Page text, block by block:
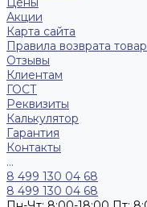
Акции
Карта сайта
Правила возврата
Отзывы
Клиентам
ГОСТ
Реквизиты
Калькулятор
Гарантия
Контакты
...
8 499 130 04 68
8 499 130 04 68